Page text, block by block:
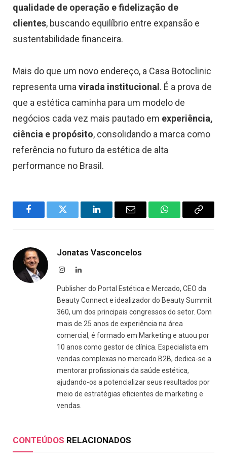
qualidade de operação e fidelização de
clientes, buscando equilíbrio entre expansão e
sustentabilidade financeira.
Mais do que um novo endereço, a Casa Botoclinic
representa uma virada institucional. É a prova de
que a estética caminha para um modelo de
negócios cada vez mais pautado em experiência,
ciência e propósito, consolidando a marca como
referência no futuro da estética de alta
performance no Brasil.
FacebookTwitter LinkedInEmail WhatsAppCopy
Jonatas Vasconcelos
InstagramLinkedIn
Publisher do Portal Estética e Mercado, CEO da
Beauty Connect e idealizador do Beauty Summit
360, um dos principais congressos do setor. Com
mais de 25 anos de experiência na área
comercial, é formado em Marketing e atuou por
10 anos como gestor de clínica. Especialista em
vendas complexas no mercado B2B, dedica-se a
mentorar profissionais da saúde estética,
ajudando-os a potencializar seus resultados por
meio de estratégias eficientes de marketing e
vendas.
CONTEÚDOS RELACIONADOS